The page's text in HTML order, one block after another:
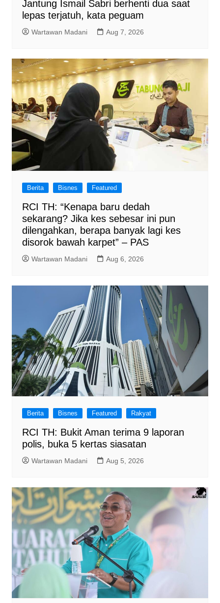
Jantung Ismail Sabri berhenti dua saat
lepas terjatuh, kata peguam
Wartawan Madani Aug 7, 2026
Berita Bisnes Featured
RCI TH: “Kenapa baru dedah
sekarang? Jika kes sebesar ini pun
dilengahkan, berapa banyak lagi kes
disorok bawah karpet” – PAS
Wartawan Madani Aug 6, 2026
Berita Bisnes Featured Rakyat
RCI TH: Bukit Aman terima 9 laporan
polis, buka 5 kertas siasatan
Wartawan Madani Aug 5, 2026